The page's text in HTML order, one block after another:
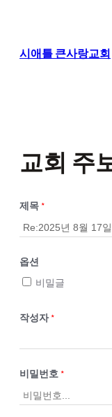
시애틀 큰사랑교회
교회 주
제목 *
옵션
비밀글
작성자 *
비밀번호 *